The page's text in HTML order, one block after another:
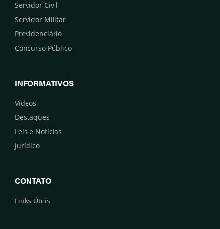
Servidor Civil
Servidor Militar
Previdenciário
Concurso Público
INFORMATIVOS
Vídeos
Destaques
Leis e Notícias
Jurídico
CONTATO
Links Úteis